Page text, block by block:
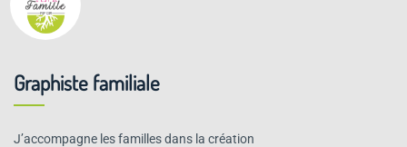
Graphiste familiale
J’accompagne les familles dans la création